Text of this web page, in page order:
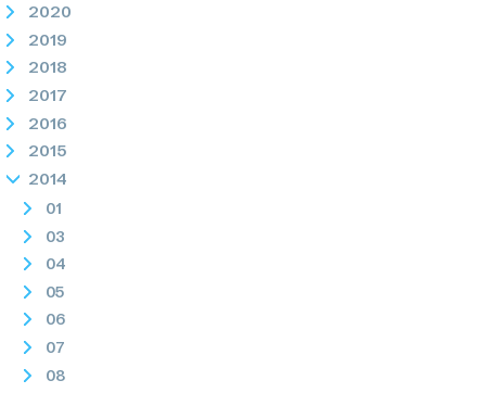
2020
2019
2018
2017
2016
2015
2014
01
03
04
05
06
07
08